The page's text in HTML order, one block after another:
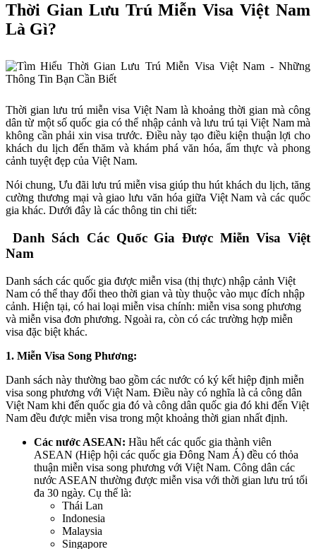
Thời Gian Lưu Trú Miễn Visa Việt Nam
Là Gì?
Thời gian lưu trú miễn visa Việt Nam là khoảng thời gian mà công
dân từ một số quốc gia có thể nhập cảnh và lưu trú tại Việt Nam mà
không cần phải xin visa trước. Điều này tạo điều kiện thuận lợi cho
khách du lịch đến thăm và khám phá văn hóa, ẩm thực và phong
cảnh tuyệt đẹp của Việt Nam.
Nói chung, Ưu đãi lưu trú miễn visa giúp thu hút khách du lịch, tăng
cường thương mại và giao lưu văn hóa giữa Việt Nam và các quốc
gia khác. Dưới đây là các thông tin chi tiết:
Danh Sách Các Quốc Gia Được Miễn Visa Việt
Nam
Danh sách các quốc gia được miễn visa (thị thực) nhập cảnh Việt
Nam có thể thay đổi theo thời gian và tùy thuộc vào mục đích nhập
cảnh. Hiện tại, có hai loại miễn visa chính: miễn visa song phương
và miễn visa đơn phương. Ngoài ra, còn có các trường hợp miễn
visa đặc biệt khác.
1. Miễn Visa Song Phương:
Danh sách này thường bao gồm các nước có ký kết hiệp định miễn
visa song phương với Việt Nam. Điều này có nghĩa là cả công dân
Việt Nam khi đến quốc gia đó và công dân quốc gia đó khi đến Việt
Nam đều được miễn visa trong một khoảng thời gian nhất định.
Các nước ASEAN: Hầu hết các quốc gia thành viên
ASEAN (Hiệp hội các quốc gia Đông Nam Á) đều có thỏa
thuận miễn visa song phương với Việt Nam. Công dân các
nước ASEAN thường được miễn visa với thời gian lưu trú tối
đa 30 ngày. Cụ thể là:
Thái Lan
Indonesia
Malaysia
Singapore